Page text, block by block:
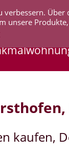
unsere
kaufen,